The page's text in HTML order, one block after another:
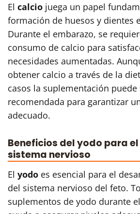
El calcio juega un papel
formación de huesos y dientes
Durante el embarazo, se
consumo de calcio para
necesidades aumentadas.
obtener calcio a través de la
casos la suplementación puede
recomendada para garantizar
adecuado.
Beneficios del yodo para
sistema nervioso
El yodo es esencial para el
del sistema nervioso del feto.
suplementos de yodo durante